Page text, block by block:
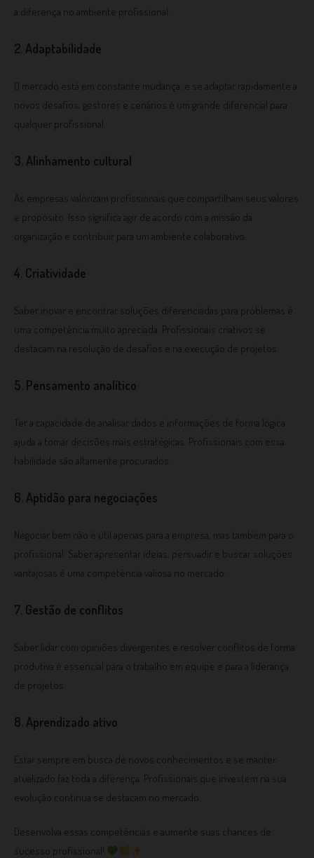
a diferença no ambiente profissional.
2. Adaptabilidade
O mercado está em constante mudança, e se adaptar rapidamente a
novos desafios, gestores e cenários é um grande diferencial para
qualquer profissional.
3. Alinhamento cultural
As empresas valorizam profissionais que compartilham seus valores
e propósito. Isso significa agir de acordo com a missão da
organização e contribuir para um ambiente colaborativo.
4. Criatividade
Saber inovar e encontrar soluções diferenciadas para problemas é
uma competência muito apreciada. Profissionais criativos se
destacam na resolução de desafios e na execução de projetos.
5. Pensamento analítico
Ter a capacidade de analisar dados e informações de forma lógica
ajuda a tomar decisões mais estratégicas. Profissionais com essa
habilidade são altamente procurados.
6. Aptidão para negociações
Negociar bem não é útil apenas para a empresa, mas também para o
profissional. Saber apresentar ideias, persuadir e buscar soluções
vantajosas é uma competência valiosa no mercado.
7. Gestão de conflitos
Saber lidar com opiniões divergentes e resolver conflitos de forma
produtiva é essencial para o trabalho em equipe e para a liderança
de projetos.
8. Aprendizado ativo
Estar sempre em busca de novos conhecimentos e se manter
atualizado faz toda a diferença. Profissionais que investem na sua
evolução contínua se destacam no mercado.
Desenvolva essas competências e aumente suas chances de
sucesso profissional!